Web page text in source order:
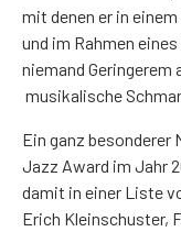
mit denen er in einem
und im Rahmen
niemand Geringerem
musikalische
Ein ganz besonderer
Jazz Award im Jahr
damit in einer Liste
Erich Kleinschuster,